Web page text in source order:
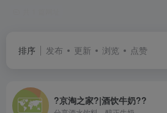
排序 发布 更新 浏览 点赞
?京淘之家?|酒饮牛奶??